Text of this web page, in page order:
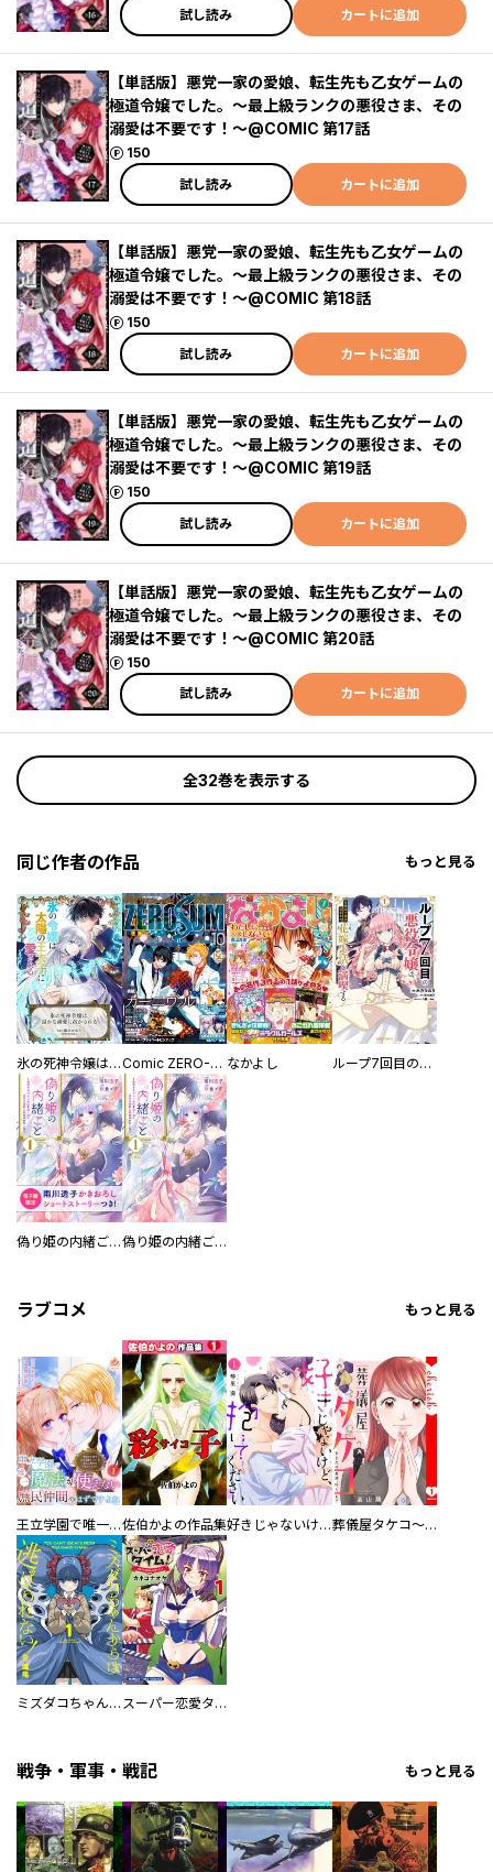
試し読み
カートに追加
【単話版】悪党一家の愛娘、転生先も乙女ゲームの
極道令嬢でした。～最上級ランクの悪役さま、その
溺愛は不要です！～@COMIC 第17話
150
ポイント
試し読み
カートに追加
【単話版】悪党一家の愛娘、転生先も乙女ゲームの
極道令嬢でした。～最上級ランクの悪役さま、その
溺愛は不要です！～@COMIC 第18話
150
ポイント
試し読み
カートに追加
【単話版】悪党一家の愛娘、転生先も乙女ゲームの
極道令嬢でした。～最上級ランクの悪役さま、その
溺愛は不要です！～@COMIC 第19話
150
ポイント
試し読み
カートに追加
【単話版】悪党一家の愛娘、転生先も乙女ゲームの
極道令嬢でした。～最上級ランクの悪役さま、その
溺愛は不要です！～@COMIC 第20話
150
ポイント
試し読み
カートに追加
全32巻を表示する
同じ作者の作品 もっと見る
氷の死神令嬢は、温かな溺愛に溶かされる Comic ZERO-SUM (コミック ゼロサム) なかよし ループ7回目の悪役令嬢は、元敵国で自由気ままな花嫁生活を満喫する
偽り姫の内緒ごと ～後宮で身代わりの妃を演じたら、皇帝と護衛に寵愛されました～ 偽り姫の内緒ごと ～後宮で身代わりの妃を演じたら、皇帝と護衛に寵愛されました～ 分冊版
ラブコメ もっと見る
王立学園で唯一魔法が使えない庶民仲間のはずですよね～実は王子様で私を溺愛しているなんて告白はやめてください～佐伯かよの作品集 好きじゃないけど、抱いてください【電子単行本版／特典おまけ付き】 葬儀屋タケコ～あなたの最期、叶えます【電子単行本版】
ミズダコちゃんからは逃げられない！ スーパー恋愛タイム！～現場でドＳな彼女は自宅でデレる～
戦争・軍事・戦記 もっと見る